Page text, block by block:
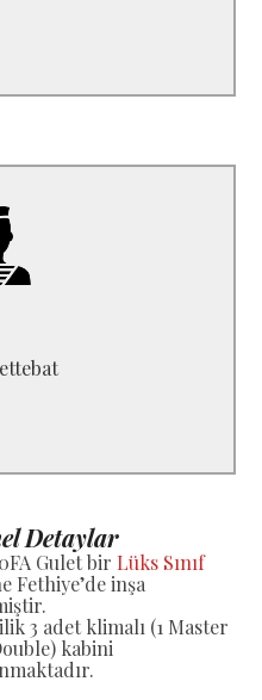
1 Aşçı
1 Denizci
Detaylar
Gulet bir Lüks Sınıf
Fethiye’de inşa
3 adet klimalı (1 Master
kabini